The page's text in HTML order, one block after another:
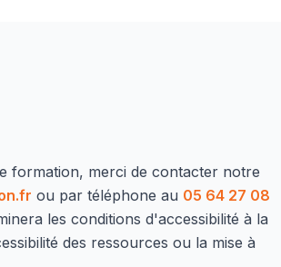
formation, merci de contacter notre
ou par téléphone au 05 64 27 08
les conditions d'accessibilité à la
des ressources ou la mise à